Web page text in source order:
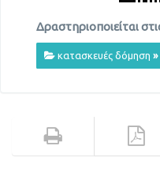
Δραστηριοποιείται
κατασκευές δόμηση »